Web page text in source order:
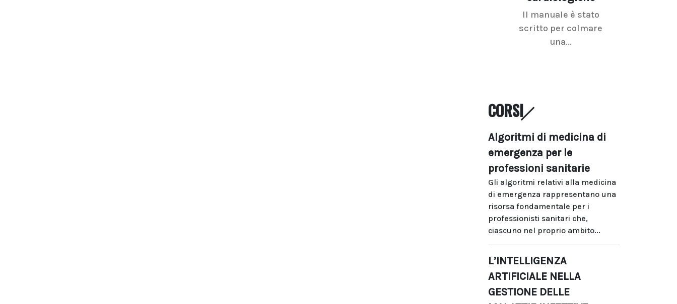
Il manuale è stato
scritto per colmare
una...
CORSI
Algoritmi di medicina di
emergenza per le
professioni sanitarie
Gli algoritmi relativi alla medicina
di emergenza rappresentano una
risorsa fondamentale per i
professionisti sanitari che,
ciascuno nel proprio ambito...
L’INTELLIGENZA
ARTIFICIALE NELLA
GESTIONE DELLE